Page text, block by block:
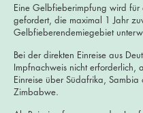
Eine Gelbfieberimpfung wird für
gefordert, die maximal 1 Jahr
Gelbfieberendemiegebiet
Bei der direkten Einreise aus
Impfnachweis nicht erforderlich,
Einreise über Südafrika, Sambia
Zimbabwe.